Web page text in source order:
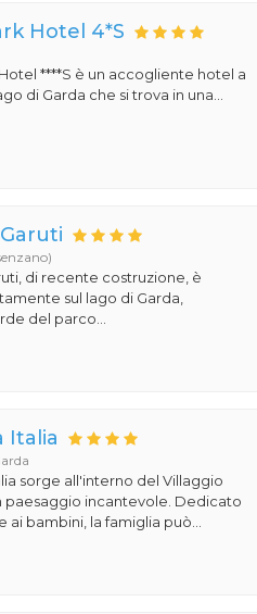
Hotel 4*S
****S è un accogliente hotel a
di Garda che si trova in una...
di recente costruzione, è
sul lago di Garda,
del parco...
Italia
sorge all'interno del Villaggio
paesaggio incantevole. Dedicato
bambini, la famiglia può...